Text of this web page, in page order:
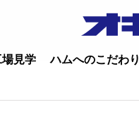
見学 ハムへのこだわり